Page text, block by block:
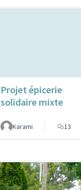
Projet épicerie
solidaire mixte
Karami 13